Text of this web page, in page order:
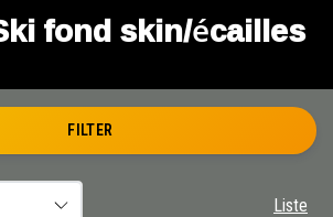
fond skin/écailles
FILTER
Liste